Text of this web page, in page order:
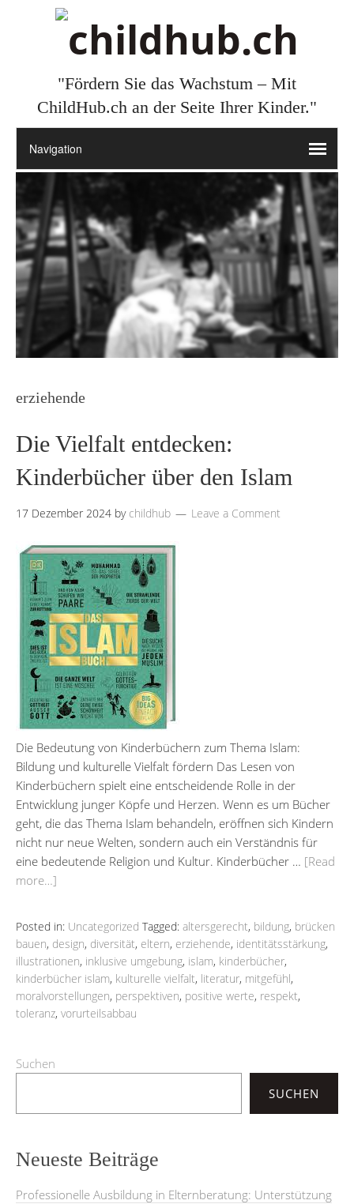
"Fördern Sie das Wachstum – Mit
ChildHub.ch an der Seite Ihrer Kinder."
erziehende
Die Vielfalt entdecken:
Kinderbücher über den Islam
17 Dezember 2024 by childhub Leave a Comment
Die Bedeutung von Kinderbüchern zum Thema Islam:
Bildung und kulturelle Vielfalt fördern Das Lesen von
Kinderbüchern spielt eine entscheidende Rolle in der
Entwicklung junger Köpfe und Herzen. Wenn es um Bücher
geht, die das Thema Islam behandeln, eröffnen sich Kindern
nicht nur neue Welten, sondern auch ein Verständnis für
eine bedeutende Religion und Kultur. Kinderbücher … [Read
more…]
Posted in: Uncategorized Tagged: altersgerecht, bildung, brücken
bauen, design, diversität, eltern, erziehende, identitätsstärkung,
illustrationen, inklusive umgebung, islam, kinderbücher,
kinderbücher islam, kulturelle vielfalt, literatur, mitgefühl,
moralvorstellungen, perspektiven, positive werte, respekt,
toleranz, vorurteilsabbau
Suchen
SUCHEN
Neueste Beiträge
Professionelle Ausbildung in Elternberatung: Unterstützung